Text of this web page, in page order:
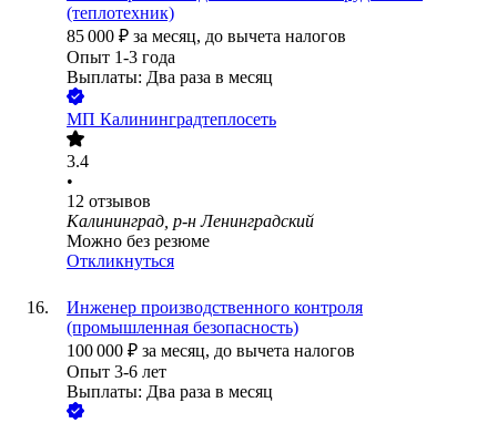
(теплотехник)
85 000 ₽ за месяц, до вычета налогов
Опыт 1-3 года
Выплаты: Два раза в месяц
МП Калининградтеплосеть
3.4
•
12 отзывов
Калининград, р-н Ленинградский
Можно без резюме
Откликнуться
Инженер производственного контроля
(промышленная безопасность)
100 000 ₽ за месяц, до вычета налогов
Опыт 3-6 лет
Выплаты: Два раза в месяц